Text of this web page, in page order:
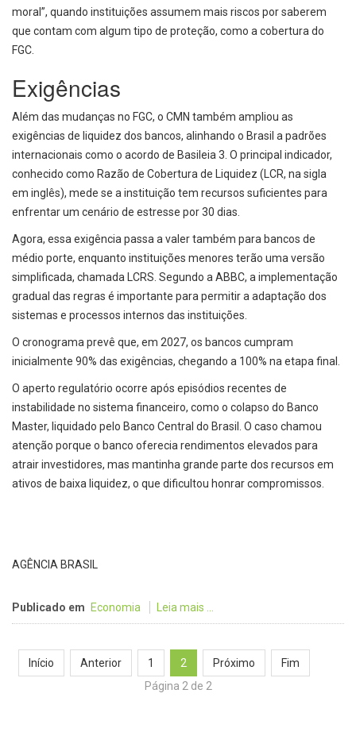
moral”, quando instituições assumem mais riscos por saberem
que contam com algum tipo de proteção, como a cobertura do
FGC.
Exigências
Além das mudanças no FGC, o CMN também ampliou as
exigências de liquidez dos bancos, alinhando o Brasil a padrões
internacionais como o acordo de Basileia 3. O principal indicador,
conhecido como Razão de Cobertura de Liquidez (LCR, na sigla
em inglês), mede se a instituição tem recursos suficientes para
enfrentar um cenário de estresse por 30 dias.
Agora, essa exigência passa a valer também para bancos de
médio porte, enquanto instituições menores terão uma versão
simplificada, chamada LCRS. Segundo a ABBC, a implementação
gradual das regras é importante para permitir a adaptação dos
sistemas e processos internos das instituições.
O cronograma prevê que, em 2027, os bancos cumpram
inicialmente 90% das exigências, chegando a 100% na etapa final.
O aperto regulatório ocorre após episódios recentes de
instabilidade no sistema financeiro, como o colapso do Banco
Master, liquidado pelo Banco Central do Brasil. O caso chamou
atenção porque o banco oferecia rendimentos elevados para
atrair investidores, mas mantinha grande parte dos recursos em
ativos de baixa liquidez, o que dificultou honrar compromissos.
AGÊNCIA BRASIL
Publicado em Economia Leia mais ...
Início Anterior 1 2 Próximo
Fim
Página 2 de 2